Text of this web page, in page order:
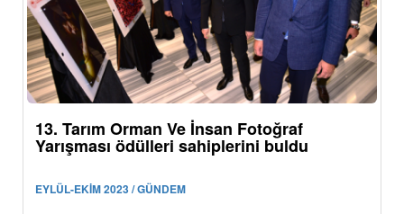
13. Tarım Orman Ve İnsan Fotoğraf
Yarışması ödülleri sahiplerini buldu
EYLÜL-EKİM 2023 / GÜNDEM